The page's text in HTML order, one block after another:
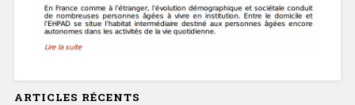
ARTICLES RÉCENTS